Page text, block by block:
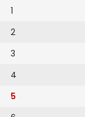
1
2
3
4
5